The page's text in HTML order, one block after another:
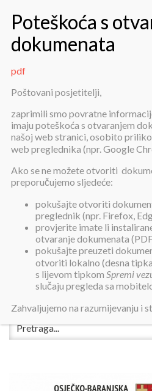
pdf
Objavljeno:1. siječnja 2024.
pdf
Poštovani posjetitelji,
zaprimili smo povratne
imaju poteškoća s otvaranjem
našoj web stranici, osobito
web preglednika (npr. Google
Ako se ne možete otvoriti
preporučujemo sljedeće:
pokušajte otvoriti
preglednik (npr. Firefox,
provjerite imate li
otvaranje dokumenata
pokušajte preuzeti
otvoriti lokalno (desna
s lijevom tipkom Spremi
slučaju pregleda sa
Zahvaljujemo na razumijevanju i